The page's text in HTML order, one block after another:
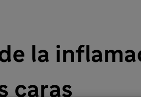
la
caras